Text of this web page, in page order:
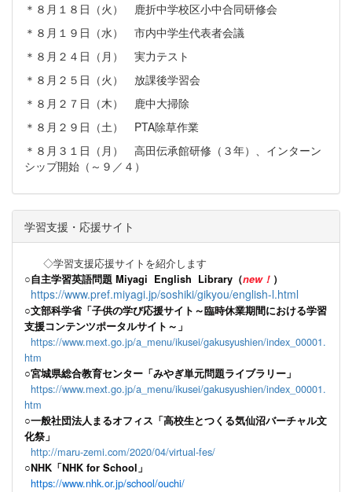
＊８月１８日（火） 鹿折中学校区小中合同研修会
＊８月１９日（水） 市内中学生代表者会議
＊８月２４日（月） 実力テスト
＊８月２５日（火） 放課後学習会
＊８月２７日（木） 鹿中大掃除
＊８月２９日（土） PTA除草作業
＊８月３１日（月） 高田伝承館研修（３年）、インターン
シップ開始（～９／４）
学習支援・応援サイト
◇学習支援応援サイトを紹介します
○自主学習英語問題 Miyagi English Library（new！ ）
https://www.pref.miyagi.jp/soshiki/gikyou/english-l.html
○文部科学省「子供の学び応援サイト～臨時休業期間における学習
支援コンテンツポータルサイト～」
https://www.mext.go.jp/a_menu/ikusei/gakusyushien/index_00001.
htm
○宮城県総合教育センター「みやぎ単元問題ライブラリー」
https://www.mext.go.jp/a_menu/ikusei/gakusyushien/index_00001.
htm
○一般社団法人まるオフィス「高校生とつくる気仙沼バーチャル文
化祭」
http://maru-zemi.com/2020/04/virtual-fes/
○NHK「NHK for School」
https://www.nhk.or.jp/school/ouchi/